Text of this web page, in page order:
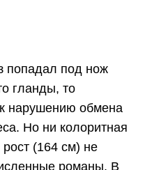
попадал под нож
гланды, то
нарушению обмена
Но ни колоритная
(164 см) не
романы. В